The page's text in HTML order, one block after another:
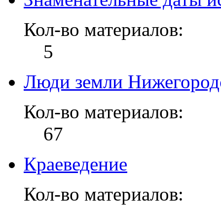
Кол-во материалов:
5
Люди земли
Кол-во материалов:
67
Краеведение
Кол-во материалов: